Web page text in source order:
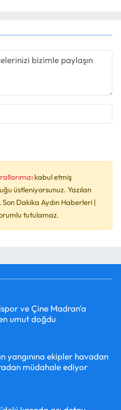
kabul etmiş
üstleniyorsunuz. Yazılan
Dakika Aydın Haberleri |
tutulamaz.
ve Çine Madran'a
umut doğdu
yangınına ekipler havadan
müdahale ediyor